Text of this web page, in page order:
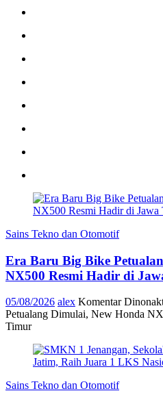
Sains Tekno dan Otomotif
Era Baru Big Bike
NX500 Resmi Hadir di
05/08/2026 alex Komentar
Petualang Dimulai, New Honda
Timur
Sains Tekno dan Otomotif